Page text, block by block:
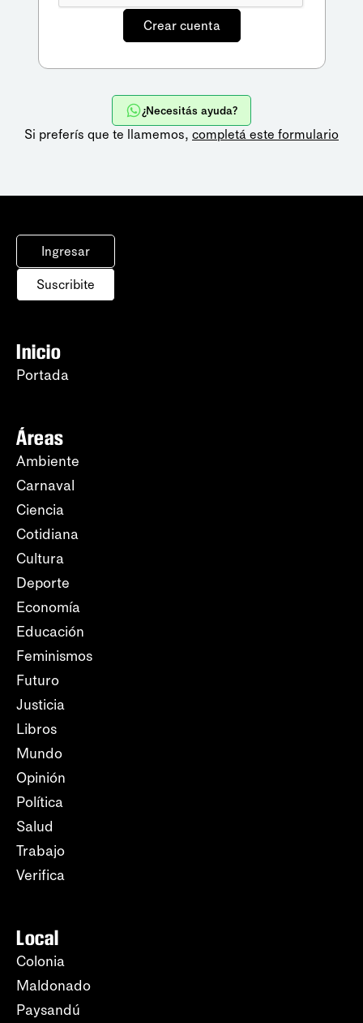
¿Necesitás ayuda?
Si preferís que te llamemos, completá este formulario
Ingresar
Suscribite
Inicio
Portada
Áreas
Ambiente
Carnaval
Ciencia
Cotidiana
Cultura
Deporte
Economía
Educación
Feminismos
Futuro
Justicia
Libros
Mundo
Opinión
Política
Salud
Trabajo
Verifica
Local
Colonia
Maldonado
Paysandú